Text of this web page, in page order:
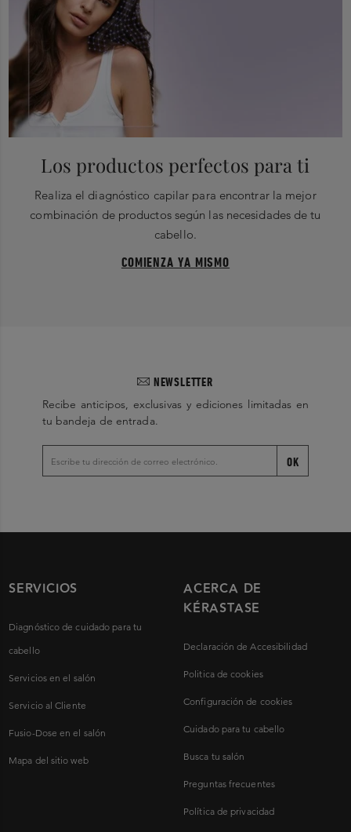
Los productos perfectos para ti
Realiza el diagnóstico capilar para encontrar la mejor
combinación de productos según las necesidades de tu
cabello.
COMIENZA YA MISMO
NEWSLETTER
Recibe anticipos, exclusivas y ediciones limitadas en
tu bandeja de entrada.
OK
SERVICIOS
Diagnóstico de cuidado para tu
cabello
Servicios en el salón
Servicio al Cliente
Fusio-Dose en el salón
Mapa del sitio web
ACERCA DE
KÉRASTASE
Declaración de Accesibilidad
Politica de cookies
Configuración de cookies
Cuidado para tu cabello
Busca tu salón
Preguntas frecuentes
Política de privacidad